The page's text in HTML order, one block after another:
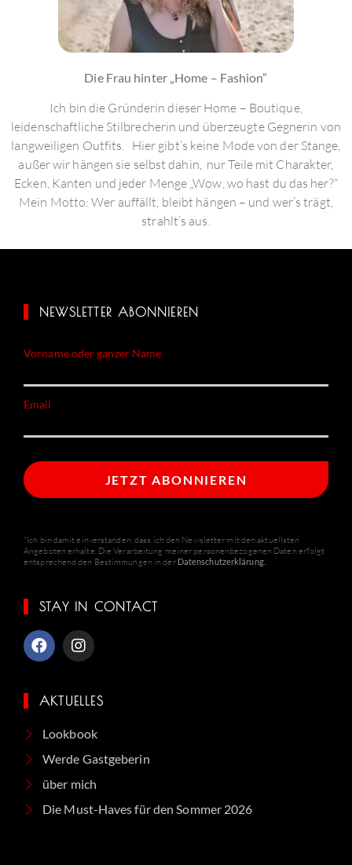
Die Frau hinter „Home – Fashion”
Ich bin die Gründerin dieser Home – Boutique,
leidenschaftliche Stilbrecherin und überzeugte Gegnerin von
langweiligen Outfits. Hier gibt’s keine Mode von der Stange,
außer wir hängen sie selbst dahin, nur Teile mit Charakter,
Ecken, Kanten und jeder Menge „Wow, wo hast du das her?“
Mein Motto: Wer auffällt, bleibt hängen – und wer’s trägt,
strahlt’s aus.
AKTUELLES
Lookbook
Werde Gastgeberin
über mich
Die Must-Haves für den Sommer 2026
STAY IN CONTACT
NEWSLETTER ABONNIEREN
Vorname oder ganzer Name
Email
*Ich bin damit einverstanden, dass ich den Newsletter mit den aktuellsten
Angeboten erhalte. Die Verarbeitung meiner personenbezogenen Daten erfolgt
entsprechend den Bestimmungen in der Datenschutzerklärung.